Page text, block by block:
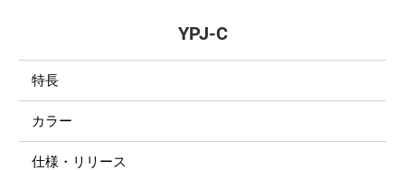
YPJ-C
特長
カラー
仕様・リリース